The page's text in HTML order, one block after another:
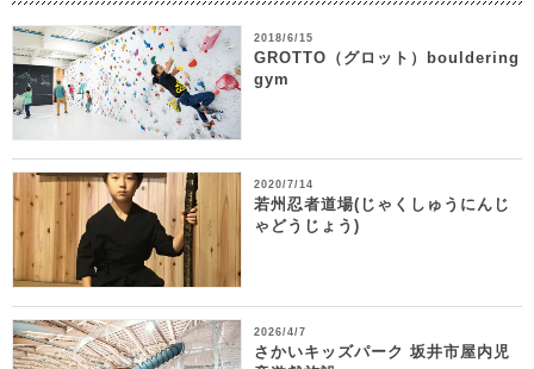
2018/6/15
GROTTO（グロット）bouldering
gym
2020/7/14
若州忍者道場(じゃくしゅうにんじ
ゃどうじょう)
2026/4/7
さかいキッズパーク 坂井市屋内児